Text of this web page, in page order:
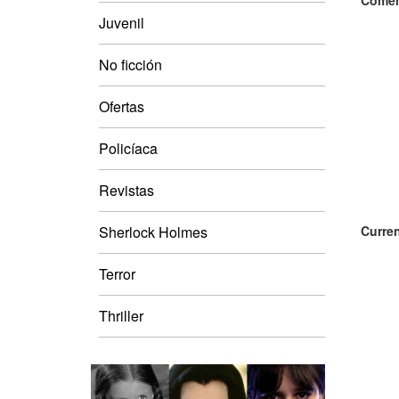
Juvenil
No ficción
Ofertas
Policíaca
Revistas
Sherlock Holmes
Terror
Thriller